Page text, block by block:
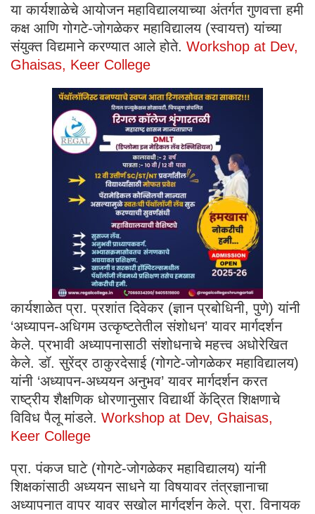
या कार्यशाळेचे आयोजन महाविद्यालयाच्या अंतर्गत गुणवत्ता हमी
कक्ष आणि गोगटे-जोगळेकर महाविद्यालय (स्वायत्त) यांच्या
संयुक्त विद्यमाने करण्यात आले होते. Workshop at Dev,
Ghaisas, Keer College
कार्यशाळेत प्रा. प्रशांत दिवेकर (ज्ञान प्रबोधिनी, पुणे) यांनी
‘अध्यापन-अधिगम उत्कृष्टतेतील संशोधन’ यावर मार्गदर्शन
केले. प्रभावी अध्यापनासाठी संशोधनाचे महत्त्व अधोरेखित
केले. डॉ. सुरेंद्र ठाकुरदेसाई (गोगटे-जोगळेकर महाविद्यालय)
यांनी ‘अध्यापन-अध्ययन अनुभव’ यावर मार्गदर्शन करत
राष्ट्रीय शैक्षणिक धोरणानुसार विद्यार्थी केंद्रित शिक्षणाचे
विविध पैलू मांडले. Workshop at Dev, Ghaisas,
Keer College
प्रा. पंकज घाटे (गोगटे-जोगळेकर महाविद्यालय) यांनी
शिक्षकांसाठी अध्ययन साधने या विषयावर तंत्रज्ञानाचा
अध्यापनात वापर यावर सखोल मार्गदर्शन केले. प्रा. विनायक